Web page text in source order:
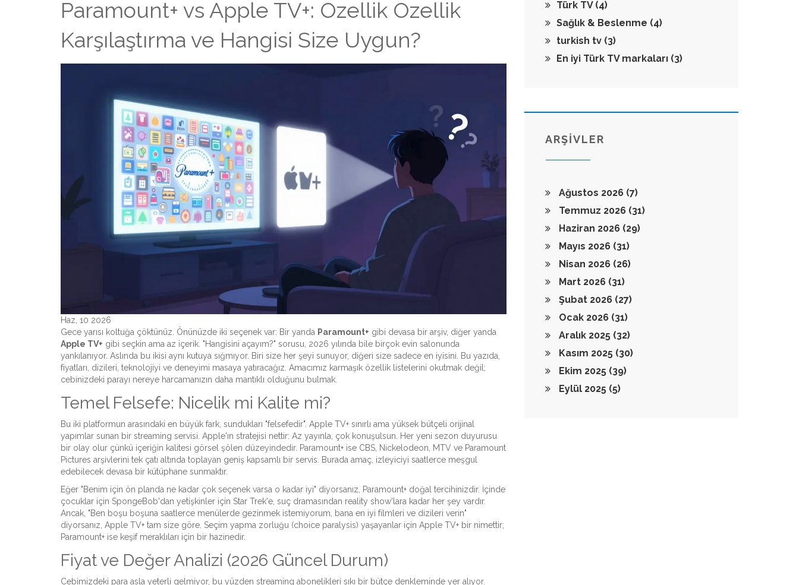
Paramount+ vs Apple TV+: Özellik Özellik
Karşılaştırma ve Hangisi Size Uygun?
Haz, 10 2026
Gece yarısı koltuğa çöktünüz. Önünüzde iki seçenek var: Bir yanda Paramount+ gibi devasa bir arşiv, diğer yanda
Apple TV+ gibi seçkin ama az içerik. "Hangisini açayım?" sorusu, 2026 yılında bile birçok evin salonunda
yankılanıyor. Aslında bu ikisi aynı kutuya sığmıyor. Biri size her şeyi sunuyor, diğeri size sadece en iyisini. Bu yazıda,
fiyatları, dizileri, teknolojiyi ve deneyimi masaya yatıracağız. Amacımız karmaşık özellik listelerini okutmak değil;
cebinizdeki parayı nereye harcamanızın daha mantıklı olduğunu bulmak.
Temel Felsefe: Nicelik mi Kalite mi?
Bu iki platformun arasındaki en büyük fark, sundukları "felsefedir". Apple TV+ sınırlı ama yüksek bütçeli orijinal
yapımlar sunan bir streaming servisi Apple'ın stratejisi nettir: Az yayınla, çok konuşulsun. Her yeni sezon duyurusu
bir olay olur çünkü içeriğin kalitesi görsel şölen düzeyindedir. Paramount+ ise CBS, Nickelodeon, MTV ve Paramount
Pictures arşivlerini tek çatı altında toplayan geniş kapsamlı bir servis
Burada amaç, izleyiciyi saatlerce meşgul
edebilecek devasa bir kütüphane sunmaktır.
Eğer "Benim için ön planda ne kadar çok seçenek varsa o kadar iyi" diyorsanız, Paramount+ doğal tercihinizdir. İçinde
çocuklar için SpongeBob'dan yetişkinler için Star Trek'e, suç dramasından reality show'lara kadar her şey vardır.
Ancak, "Ben boşu boşuna saatlerce menülerde gezinmek istemiyorum, bana en iyi filmleri ve dizileri verin"
diyorsanız, Apple TV+ tam size göre. Seçim yapma zorluğu (choice paralysis) yaşayanlar için Apple TV+ bir nimettir;
Paramount+ ise keşif meraklıları için bir hazinedir.
Fiyat ve Değer Analizi (2026 Güncel Durum)
Cebimizdeki para asla yeterli gelmiyor, bu yüzden streaming abonelikleri sıkı bir bütçe denkleminde yer alıyor.
Türk TV (4)
Sağlık & Beslenme (4)
turkish tv (3)
En iyi Türk TV markaları (3)
ARŞİVLER
Ağustos 2026 (7)
Temmuz 2026 (31)
Haziran 2026 (29)
Mayıs 2026 (31)
Nisan 2026 (26)
Mart 2026 (31)
Şubat 2026 (27)
Ocak 2026 (31)
Aralık 2025 (32)
Kasım 2025 (30)
Ekim 2025 (39)
Eylül 2025 (5)